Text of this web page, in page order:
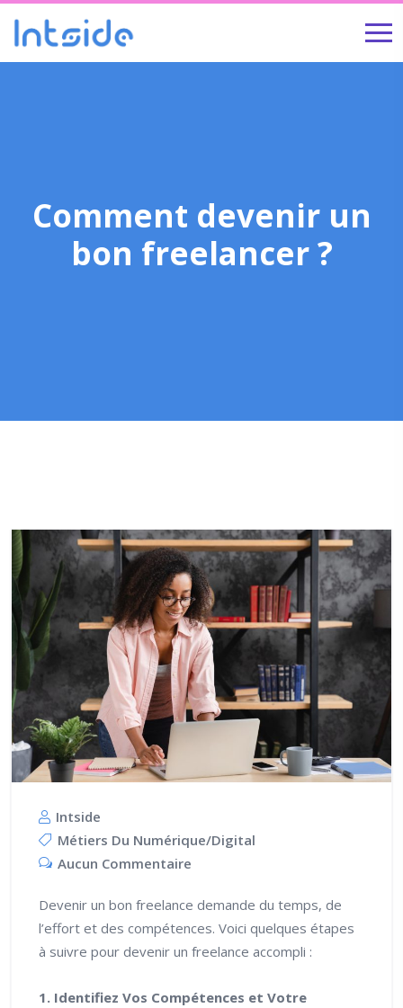
Comment devenir un
bon freelancer ?
Intside
Métiers Du Numérique/digital
Aucun Commentaire
Devenir un bon freelance demande du temps, de
l’effort et des compétences. Voici quelques étapes
à suivre pour devenir un freelance accompli :
1. Identifiez Vos Compétences et Votre